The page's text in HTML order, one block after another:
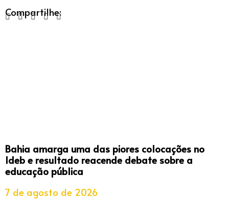
Compartilhe:
Bahia amarga uma das piores colocações no
Ideb e resultado reacende debate sobre a
educação pública
7 de agosto de 2026